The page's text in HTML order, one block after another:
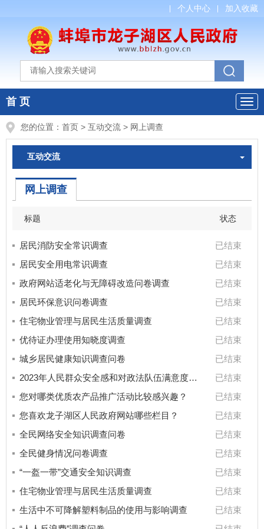
个人中心 加入收藏
首 页
您的位置： 首页 > 互动交流 > 网上调查
互动交流
网上调查
状态
标题
已结束
居民消防安全常识调查
已结束
居民安全用电常识调查
已结束
政府网站适老化与无障碍改造问卷调查
已结束
居民环保意识问卷调查
已结束
住宅物业管理与居民生活质量调查
已结束
优待证办理使用知晓度调查
已结束
城乡居民健康知识调查问卷
已结束
2023年人民群众安全感和对政法队伍满意度调查
已结束
您对哪类优质农产品推广活动比较感兴趣？
已结束
您喜欢龙子湖区人民政府网站哪些栏目？
已结束
全民网络安全知识调查问卷
已结束
全民健身情况问卷调查
已结束
“一盔一带”交通安全知识调查
已结束
住宅物业管理与居民生活质量调查
已结束
生活中不可降解塑料制品的使用与影响调查